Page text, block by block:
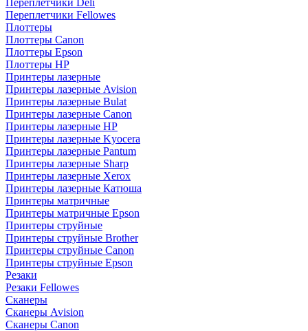
Переплетчики Deli
Переплетчики Fellowes
Плоттеры
Плоттеры Canon
Плоттеры Epson
Плоттеры HP
Принтеры лазерные
Принтеры лазерные Avision
Принтеры лазерные Bulat
Принтеры лазерные Canon
Принтеры лазерные HP
Принтеры лазерные Kyocera
Принтеры лазерные Pantum
Принтеры лазерные Sharp
Принтеры лазерные Xerox
Принтеры лазерные Катюша
Принтеры матричные
Принтеры матричные Epson
Принтеры струйные
Принтеры струйные Brother
Принтеры струйные Canon
Принтеры струйные Epson
Резаки
Резаки Fellowes
Сканеры
Сканеры Avision
Сканеры Canon